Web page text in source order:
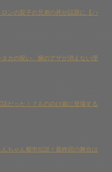
ンの双子の兄弟の死が話題に【ハ
タカの呪い、腕のアザが消えない理
話だった！？もののけ姫に登場する
んちゃん都市伝説！最終回の舞台は